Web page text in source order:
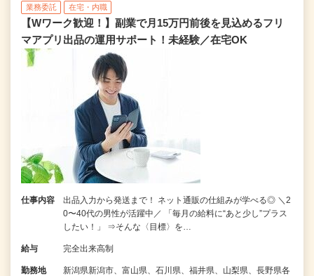
業務委託 在宅・内職
【Wワーク歓迎！】副業で月15万円前後を見込めるフリ
マアプリ出品の運用サポート！未経験／在宅OK
仕事内容
出品入力から発送まで！ ネット通販の仕組みが学べる◎ ＼2
0〜40代の男性が活躍中／ 「毎月の給料に“あと少し”プラス
したい！」 ⇒そんな〈目標〉を…
給与 完全出来高制
勤務地
新潟県新潟市、富山県、石川県、福井県、山梨県、長野県各